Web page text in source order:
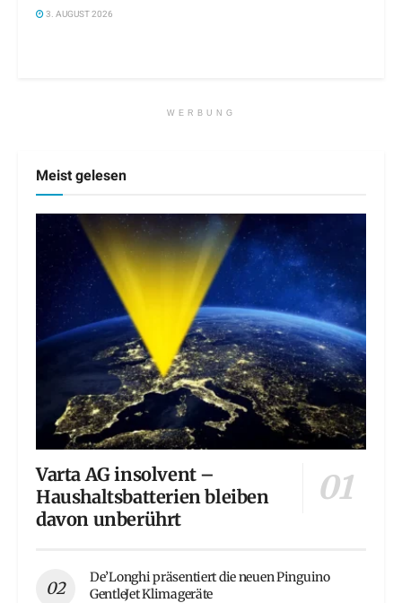
3. AUGUST 2026
WERBUNG
Meist gelesen
Varta AG insolvent –
Haushaltsbatterien bleiben
davon unberührt
De’Longhi präsentiert die neuen Pinguino
GentleJet Klimageräte